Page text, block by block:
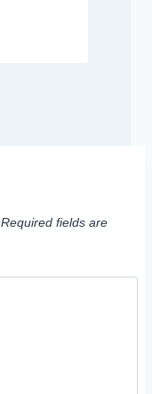
Required fields are